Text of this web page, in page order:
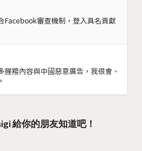
Facebook審查機制，登入具名貢獻
腥羶內容與中國惡意廣告，我很會、
給你的朋友知道吧！